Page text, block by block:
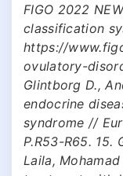
FIGO 2022
classification
https://
ovulatory-
Glintborg D.,
endocrine
syndrome //
P.R53-R65. 15.
Laila,